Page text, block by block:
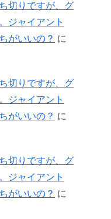
切りですが、グ
ジャイアント
がいいの？ に
切りですが、グ
ジャイアント
がいいの？ に
切りですが、グ
ジャイアント
がいいの？ に